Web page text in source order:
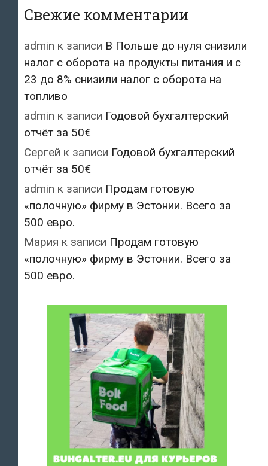
Свежие комментарии
admin к записи В Польше до нуля снизили
налог с оборота на продукты питания и с
23 до 8% снизили налог с оборота на
топливо
admin к записи Годовой бухгалтерский
отчёт за 50€
Сергей к записи Годовой бухгалтерский
отчёт за 50€
admin к записи Продам готовую
«полочную» фирму в Эстонии. Всего за
500 евро.
Мария к записи Продам готовую
«полочную» фирму в Эстонии. Всего за
500 евро.